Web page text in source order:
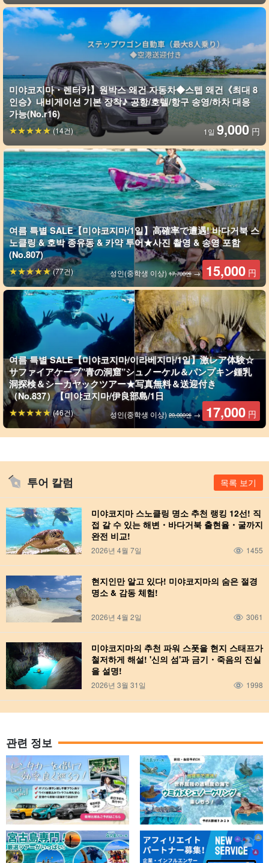
미야코지마・렌터카】원박스 왜건 자동차◆스텝 왜건《최대 8
인승》내비게이션 기본 장착♪ 공항/호텔/항구 송영/하차 대응
가능(No.r16)
1일 9,000 円
(14건)
여름 특별 SALE【미야코지마/1일】高確率で遭遇! 바다거북 스
노클링 & 호박 종유동 & 카약 투어★사진 촬영 & 송영 포함
(No.807)
성인(중학생 이상) 17,700엔→ 15,000 円
(77건)
여름 특별 SALE【미야코지마/이라베지마/1일】激レア体験☆
サファイアケーブ”青の洞窟”シュノーケル＆パンプキン鍾乳
洞探検＆シーカヤックツアー★写真無料＆送迎付き
（No.837）【미야코지마/伊良部島/1日
성인(중학생 이상) 20,000엔→ 17,000 円
(46건)
투어 칼럼 목록 보기
미야코지마 스노클링 명소 추천 랭킹 12선! 직
접 갈 수 있는 해변・바다거북 출현율・굴까지
완전 비교!
2026년 4월 7일 1455
현지인만 알고 있다! 미야코지마의 숨은 절경
명소 & 감동 체험!
2026년 4월 2일 3061
미야코지마의 추천 파워 스폿을 현지 스태프가
철저하게 해설! '신의 섬'과 금기・죽음의 진실
을 설명!
2026년 3월 31일 1998
관련 정보